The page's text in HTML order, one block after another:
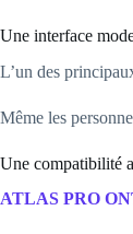
Une interface
L’un des
Même les
Une compatibilité
ATLAS PRO